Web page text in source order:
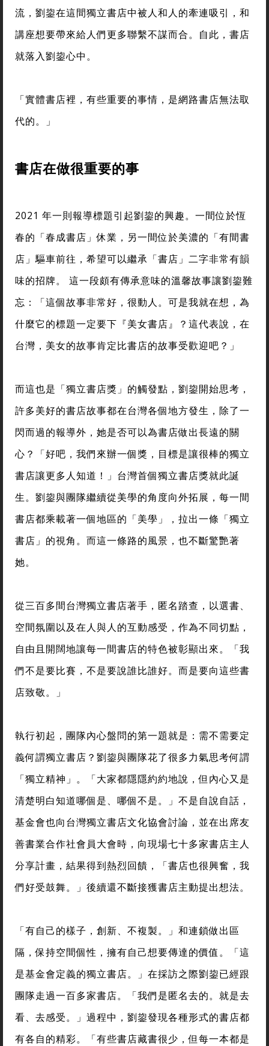
流，劉鋆在這間獨立書店中被人和人的牽連吸引，和
講座想要帶來給人們更多聯繫不謀而合。自此，書店
就落入劉鋆心中。
「實體書店裡，有些重要的事情，是網路書店無法取
代的。」
書店在做很重要的事
2021 年一則報導標題引起劉鋆的興趣。一間位於恆
春的「春成書店」休業，另一間位於美濃的「有間書
店」驅車前往，希望可以繼承「書店」二字非常有韻
味的招牌。 這一段頗有傳承意味的溫馨故事讓劉鋆難
忘：「這個故事非常好，很動人。可是我就在想，為
什麼它的標題一定要下『美女書店』？這代表說，在
台灣，美女的故事肯定比書店的故事受歡迎吧？」
而這也是「獨立書店獎」的觸發點，劉鋆開始思考，
許多美好的書店故事都在台灣各個地方發生，除了一
閃而過的報導外，她是否可以為書店做出長遠的關
心？「好吧，我們來辦一個獎，目標是讓很棒的獨立
書店讓更多人知道！」台灣首個獨立書店獎就此誕
生。劉鋆與團隊繼續從美學的角度向外拓展，每一間
書店都乘載著一個地區的「美學」，拉出一條「獨立
書店」的視角。而這一條路的風景，也不斷驚艷著
她。
從三百多間台灣獨立書店著手，匿名踏查，以選書、
空間氛圍以及在人與人的互動感受，作為不同切點，
自由且開闊地讓每一間書店的特色被彰顯出來。「我
們不是要比賽，不是要說誰比誰好。而是要向這些書
店致敬。」
執行初起，團隊內心盤問的第一題就是：需不需要定
義何謂獨立書店？劉鋆與團隊花了很多力氣思考何謂
「獨立精神」。「大家都隱隱約約地說，但內心又是
清楚明白知道哪個是、哪個不是。」不是自說自話，
基金會也向台灣獨立書店文化協會討論，並在出席友
善書業合作社會員大會時，向現場七十多家書店主人
分享計畫，結果得到熱烈回饋，「書店也很興奮，我
們好受鼓舞。」後續還不斷接獲書店主動提出想法。
「有自己的樣子，創新、不複製。」和連鎖做出區
隔，保持空間個性，擁有自己想要傳達的價值。「這
是基金會定義的獨立書店。」在採訪之際劉鋆已經跟
團隊走過一百多家書店。「我們是匿名去的。就是去
看、去感受。」過程中，劉鋆發現各種形式的書店都
有各自的精彩。「有些書店藏書很少，但每一本都是